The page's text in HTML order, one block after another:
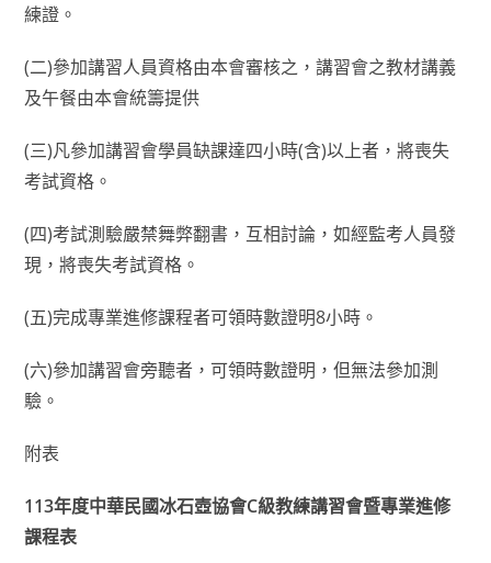
練證。
(二)參加講習人員資格由本會審核之，講習會之教材講義
及午餐由本會統籌提供
(三)凡參加講習會學員缺課達四小時(含)以上者，將喪失
考試資格。
(四)考試測驗嚴禁舞弊翻書，互相討論，如經監考人員發
現，將喪失考試資格。
(五)完成專業進修課程者可領時數證明8小時。
(六)參加講習會旁聽者，可領時數證明，但無法參加測
驗。
附表
113年度中華民國冰石壺協會C級教練講習會暨專業進修
課程表